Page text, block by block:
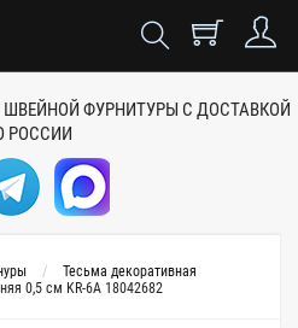
ШВЕЙНОЙ ФУРНИТУРЫ С ДОСТАВКОЙ
РОССИИ
Тесьма декоративная
0,5 см KR-6А 18042682